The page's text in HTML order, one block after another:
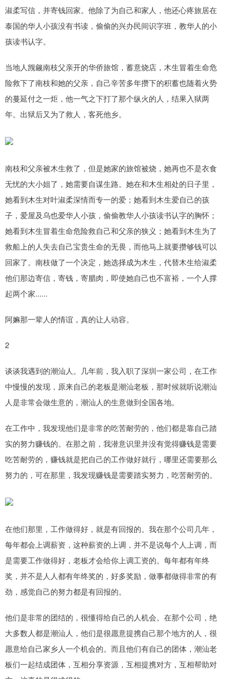
淑柔写信，并寄钱回家。他除了为自己和家人，他还心疼旅居在
泰国的华人小孩没有书读，偷偷的兴办民间识字班，教华人的小
孩读书认字。
当地人觊觎南枝父亲开的华侨旅馆，蓄意烧店，木生冒着生命危
险救下了南枝和她的父亲，自己辛苦多年攒下的积蓄也随着火势
的蔓延付之一炬，他一气之下打了那个纵火的人，结果入狱两
年。出狱后又为了救人，客死他乡。
南枝和父亲被木生救了，但是她家的旅馆被烧，她再也不是衣食
无忧的大小姐了，她需要自谋生路。她在和木生相处的日子里，
她看到木生对叶淑柔深情而专一的爱；她看到木生爱自己的孩
子，爱屋及乌也爱华人小孩，偷偷教华人小孩读书认字的胸怀；
她看到木生冒着生命危险救自己和父亲的狭义；她看到木生为了
救船上的人失去自己宝贵生命的无畏，而他马上就要攒够钱可以
回家了。南枝做了一个决定，她选择成为木生，代替木生给淑柔
他们那边寄信，寄钱，寄腊肉，即使她自己也不富裕，一个人撑
起两个家......
阿嫲那一辈人的情谊，真的让人动容。
2
谈谈我遇到的潮汕人。几年前，我入职了深圳一家公司，在工作
中慢慢的发现，原来自己的老板是潮汕老板，那时候就听说潮汕
人是非常会做生意的，潮汕人的生意做到全国各地。
在工作中，我发现他们是非常的吃苦耐劳的，他们都是靠自己踏
实的努力赚钱的。在那之前，我潜意识里并没有觉得赚钱是需要
吃苦耐劳的，赚钱就是把自己的工作做好就行，哪里还需要那么
努力的，可在那里，我发现赚钱是需要踏实努力，吃苦耐劳的。
在他们那里，工作做得好，就是有回报的。我在那个公司几年，
每年都会上调薪资，这种薪资的上调，并不是说每个人上调，而
是需要工作做得好，老板才会给你上调工资的。每年都有年终
奖，并不是人人都有年终奖的，好多奖励，做事都做得非常的有
劲，感觉自己的努力都是有回报的。
他们是非常的团结的，很懂得给自己的人机会。在那个公司，绝
大多数人都是潮汕人，他们是很愿意提携自己那个地方的人，很
愿意给自己家乡人一个机会的。而且他们有自己的团体，潮汕老
板们一起结成团体，互相分享资源，互相提携对方，互相帮助对